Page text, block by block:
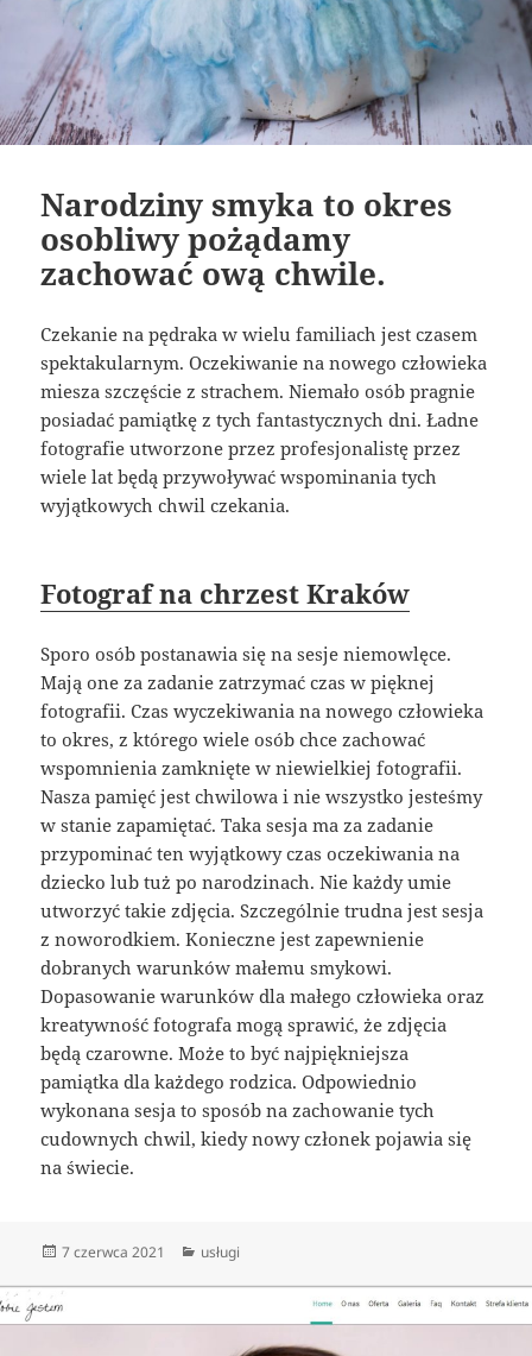
Narodziny smyka to okres
osobliwy pożądamy
zachować ową chwile.
Czekanie na pędraka w wielu familiach jest czasem
spektakularnym. Oczekiwanie na nowego człowieka
miesza szczęście z strachem. Niemało osób pragnie
posiadać pamiątkę z tych fantastycznych dni. Ładne
fotografie utworzone przez profesjonalistę przez
wiele lat będą przywoływać wspominania tych
wyjątkowych chwil czekania.
Fotograf na chrzest Kraków
Sporo osób postanawia się na sesje niemowlęce.
Mają one za zadanie zatrzymać czas w pięknej
fotografii. Czas wyczekiwania na nowego człowieka
to okres, z którego wiele osób chce zachować
wspomnienia zamknięte w niewielkiej fotografii.
Nasza pamięć jest chwilowa i nie wszystko jesteśmy
w stanie zapamiętać. Taka sesja ma za zadanie
przypominać ten wyjątkowy czas oczekiwania na
dziecko lub tuż po narodzinach. Nie każdy umie
utworzyć takie zdjęcia. Szczególnie trudna jest sesja
z noworodkiem. Konieczne jest zapewnienie
dobranych warunków małemu smykowi.
Dopasowanie warunków dla małego człowieka oraz
kreatywność fotografa mogą sprawić, że zdjęcia
będą czarowne. Może to być najpiękniejsza
pamiątka dla każdego rodzica. Odpowiednio
wykonana sesja to sposób na zachowanie tych
cudownych chwil, kiedy nowy członek pojawia się
na świecie.
Data
7 czerwca 2021 Kategorie
usługi